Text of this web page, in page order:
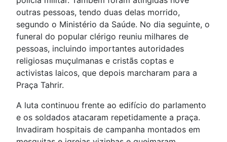
outras pessoas, tendo duas delas morrido,
segundo o Ministério da Saúde. No dia seguinte, o
funeral do popular clérigo reuniu milhares de
pessoas, incluindo importantes autoridades
religiosas muçulmanas e cristãs coptas e
activistas laicos, que depois marcharam para a
Praça Tahrir.
A luta continuou frente ao edifício do parlamento
e os soldados atacaram repetidamente a praça.
Invadiram hospitais de campanha montados em